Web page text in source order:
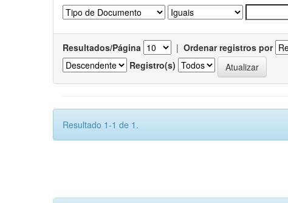
Resultados/Página | Ordenar registros por
Registro(s)
Resultado 1-1 de 1.